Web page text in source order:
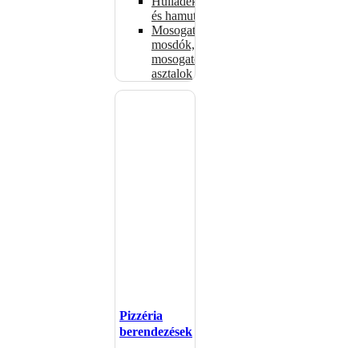
és hamutartók
Mosogatók,
mosdók,
mosogató
asztalok
Pizzéria
berendezések